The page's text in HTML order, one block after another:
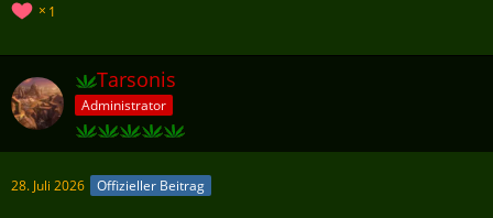
1
Tarsonis
Administrator
28. Juli 2026 Offizieller Beitrag